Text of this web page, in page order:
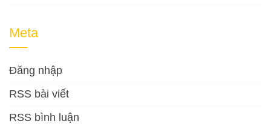
Meta
Đăng nhập
RSS bài viết
RSS bình luận